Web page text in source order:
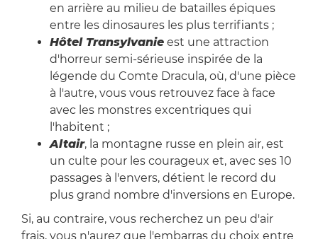
en arrière au milieu de batailles épiques
entre les dinosaures les plus terrifiants ;
Hôtel Transylvanieest une attraction
d'horreur semi-sérieuse inspirée de la
légende du Comte Dracula, où, d'une pièce
à l'autre, vous vous retrouvez face à face
avec les monstres excentriques qui
l'habitent ;
Altair, la montagne russe en plein air, est
un culte pour les courageux et, avec ses 10
passages à l'envers, détient le record du
plus grand nombre d'inversions en Europe.
Si, au contraire, vous recherchez un peu d'air
frais, vous n'aurez que l'embarras du choix entre